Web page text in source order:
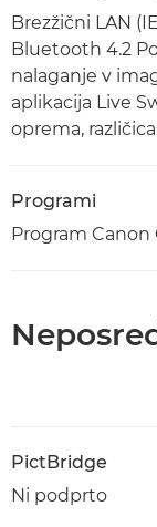
Brezžični LAN
Bluetooth 4.2
nalaganje v
aplikacija Live
oprema, različica
Programi
Program Canon
PictBridge
Ni podprto